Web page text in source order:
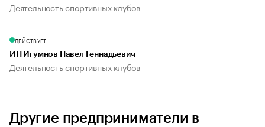
Деятельность спортивных клубов
ДЕЙСТВУЕТ
ИП Игумнов Павел Геннадьевич
Деятельность спортивных клубов
Другие предприниматели в